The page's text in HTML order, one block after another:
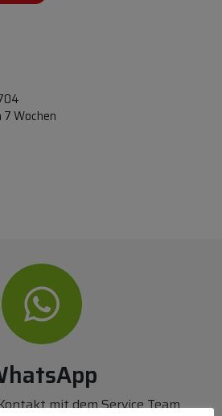
Wochen
mit dem Service Team